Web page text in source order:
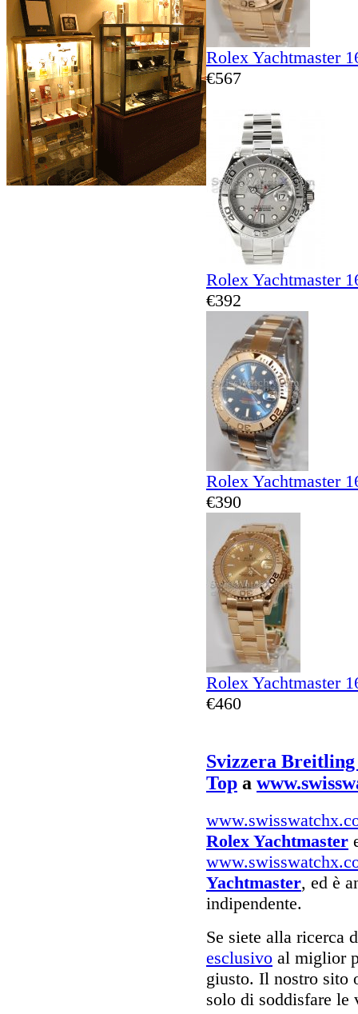
Rolex Yachtmaster
€567
Rolex Yachtmaster
€392
Rolex Yachtmaster
€390
Rolex Yachtmaster
€460
Svizzera
Top a
Rolex Yachtmaster
Yachtmaster, ed è
indipendente.
Se siete alla ricerca
esclusivo al miglior
giusto. Il nostro sito
solo di soddisfare le